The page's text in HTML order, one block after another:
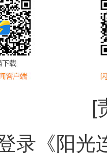
[
录《阳光